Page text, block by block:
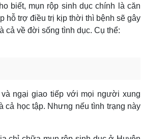
biết, mụn rộp sinh dục chính là căn
hỗ trợ điều trị kịp thời thì bệnh sẽ gây
cả về đời sống tình dục. Cụ thể:
ngại giao tiếp với mọi người xung
cả học tập. Nhưng nếu tình trạng này